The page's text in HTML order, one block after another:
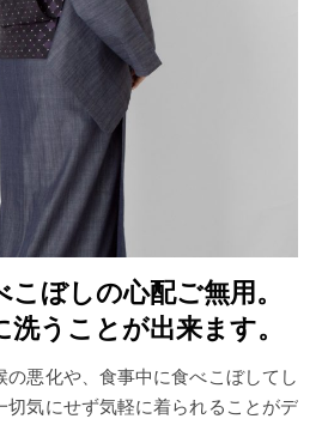
ぼしの心配ご無用。
うことが出来ます。
悪化や、食事中に食べこぼしてし
切気にせず気軽に着られることがデ